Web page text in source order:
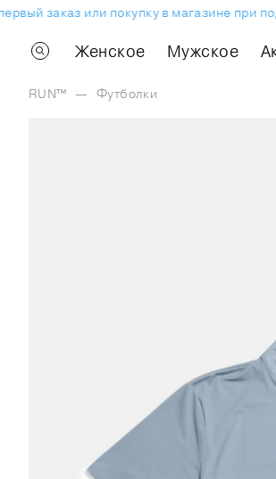
заказ или покупку в магазине при
Женское Мужское
RUN™ — Футболки